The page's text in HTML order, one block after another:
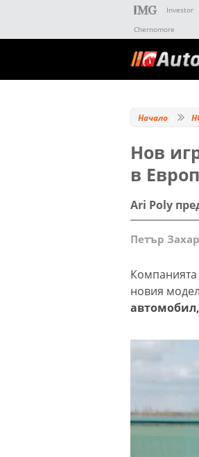
Investor
Chernomore
Начало
Нов
в
Ari Poly
Петър
Компанията
новия
автомобил,